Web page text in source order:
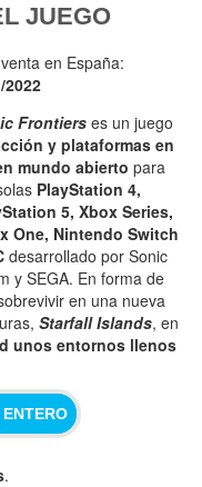
JUEGO
en España:
2022
Frontiers es un juego
y plataformas en
mundo abierto para
PlayStation 4,
5, Xbox Series,
One, Nintendo Switch
desarrollado por Sonic
y SEGA. En forma de
en una nueva
Starfall Islands, en
unos entornos llenos
.